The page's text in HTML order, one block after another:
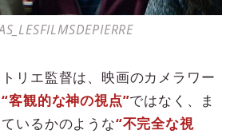
リエ監督は、映画のカメラワー
“客観的な神の視点”ではなく、ま
いるかのような“不完全な視